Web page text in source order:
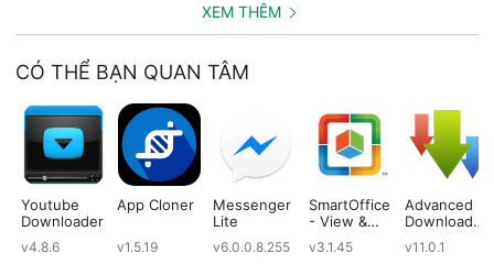
XEM THÊM
CÓ THỂ BẠN QUAN TÂM
Youtube
Downloader
v4.8.6
App Cloner
v1.5.19
Messenger
Lite
v6.0.0.8.255
SmartOffice
- View &
Office files
v3.1.45
Advanced
Download
Pro
v11.0.1